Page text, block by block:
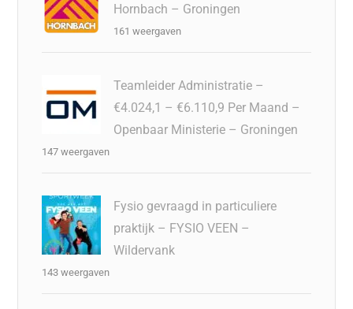
Hornbach – Groningen
161 weergaven
Teamleider Administratie –
€4.024,1 – €6.110,9 Per Maand –
Openbaar Ministerie – Groningen
147 weergaven
Fysio gevraagd in particuliere
praktijk – FYSIO VEEN –
Wildervank
143 weergaven